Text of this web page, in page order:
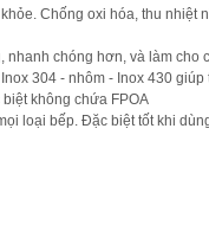
Chống oxi hóa, thu nhiệt
chóng hơn, và làm cho
304 - nhôm - Inox 430
không chứa FPOA
loại bếp. Đặc biệt tốt khi